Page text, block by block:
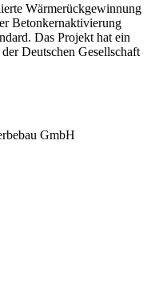
Wärmerückgewinnung
Betonkernaktivierung
Das Projekt hat ein
Deutschen Gesellschaft
GmbH